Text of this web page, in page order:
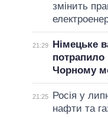
змінить
21:29
Німецьке
потрапило
Чорному
21:25
Росія у
нафти та